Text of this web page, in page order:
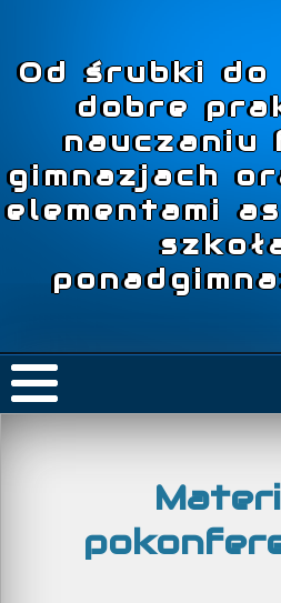
Od śrubki
dobre
gimnazjach
elementami